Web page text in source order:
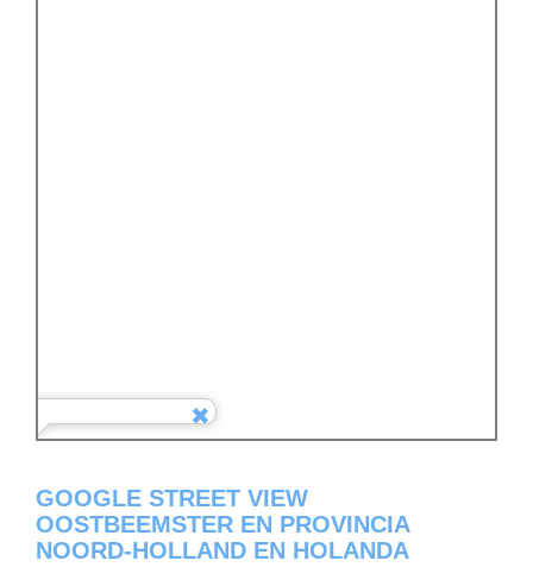
GOOGLE STREET VIEW
OOSTBEEMSTER EN PROVINCIA
NOORD-HOLLAND EN HOLANDA